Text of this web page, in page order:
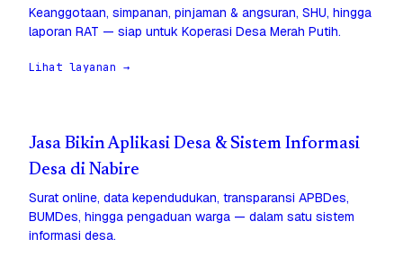
Keanggotaan, simpanan, pinjaman & angsuran, SHU, hingga
laporan RAT — siap untuk Koperasi Desa Merah Putih.
Lihat layanan →
Jasa Bikin Aplikasi Desa & Sistem Informasi
Desa di Nabire
Surat online, data kependudukan, transparansi APBDes,
BUMDes, hingga pengaduan warga — dalam satu sistem
informasi desa.